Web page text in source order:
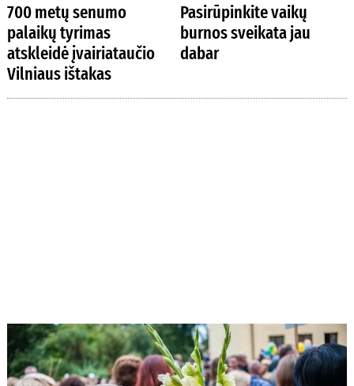
700 metų senumo
palaikų tyrimas
atskleidė įvairiataučio
Vilniaus ištakas
Pasirūpinkite vaikų
burnos sveikata jau
dabar